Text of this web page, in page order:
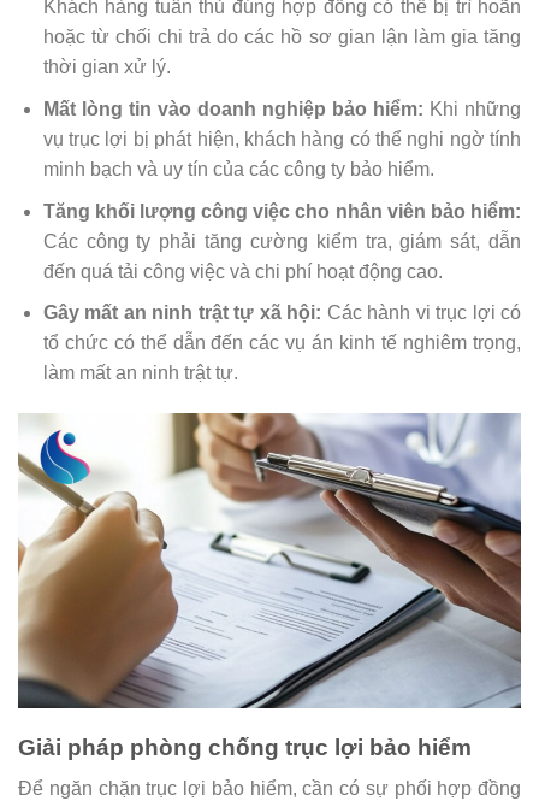
Khách hàng tuân thủ đúng hợp đồng có thể bị trì hoãn
hoặc từ chối chi trả do các hồ sơ gian lận làm gia tăng
thời gian xử lý.
Mất lòng tin vào doanh nghiệp bảo hiểm: Khi những
vụ trục lợi bị phát hiện, khách hàng có thể nghi ngờ tính
minh bạch và uy tín của các công ty bảo hiểm.
Tăng khối lượng công việc cho nhân viên bảo hiểm:
Các công ty phải tăng cường kiểm tra, giám sát, dẫn
đến quá tải công việc và chi phí hoạt động cao.
Gây mất an ninh trật tự xã hội: Các hành vi trục lợi có
tổ chức có thể dẫn đến các vụ án kinh tế nghiêm trọng,
làm mất an ninh trật tự.
Giải pháp phòng chống trục lợi bảo hiểm
Để ngăn chặn trục lợi bảo hiểm, cần có sự phối hợp đồng